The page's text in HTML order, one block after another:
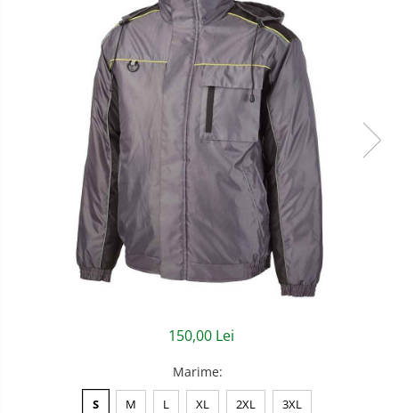
Jachete/Bluze Salopeta
Pantaloni cu pieptar
Pantaloni de lucru
Pantaloni scurti
Pelerine de ploaie
Protectie termica
Reflectorizante
Sorturi de protectie
Accesorii alpinism utilitar
Semnalizare rutiera
150,00 Lei
Marime:
S M L XL 2XL 3XL